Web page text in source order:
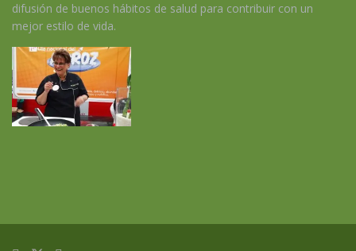
difusión de buenos hábitos de salud para contribuir con un
mejor estilo de vida.